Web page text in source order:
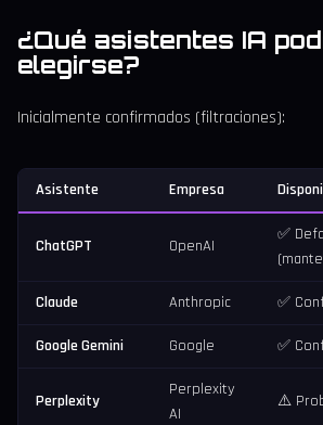
¿Qué asistentes IA
elegirse?
Inicialmente confirmados (filtraciones):
Asistente Empresa
ChatGPT OpenAI
✅
Claude Anthropic ✅
Google Gemini Google ✅
Perplexity
Perplexity
AI
⚠️